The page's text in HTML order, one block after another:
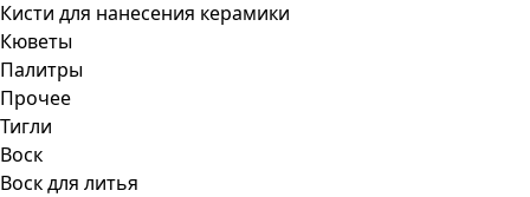
Кисти для нанесения керамики
Кюветы
Палитры
Прочее
Тигли
Воск
Воск для литья